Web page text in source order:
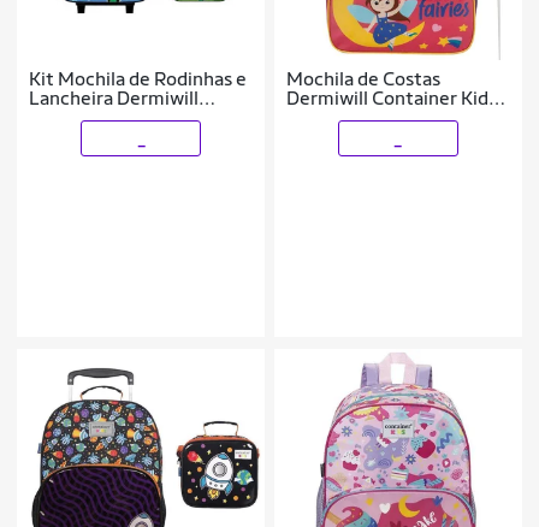
Kit Mochila de Rodinhas e
Lancheira Dermiwill
Ghost Force
Mochila de Costas
Dermiwill Container Kids
Fadas Colorido